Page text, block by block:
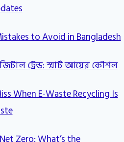
to Avoid in Bangladesh
ট্রেন্ড: স্মার্ট আয়ের কৌশল
When E-Waste Recycling Is